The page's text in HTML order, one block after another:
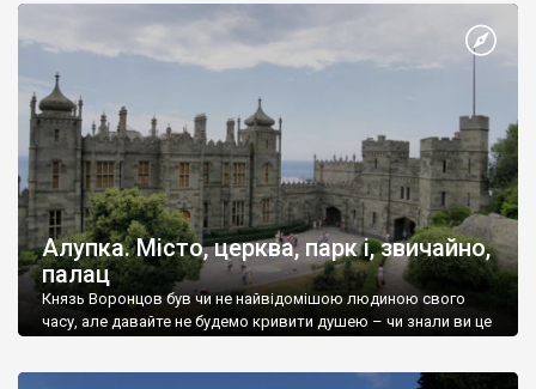
Алупка. Місто, церква, парк і, звичайно,
палац
Князь Воронцов був чи не найвідомішою людиною свого
часу, але давайте не будемо кривити душею – чи знали ви це